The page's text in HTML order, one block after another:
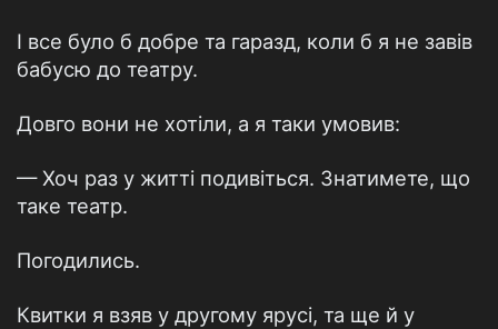
І все було б добре та гаразд, коли б я не завів
бабусю до театру.
Довго вони не хотіли, а я таки умовив:
— Хоч раз у житті подивіться. Знатимете, що
таке театр.
Погодились.
Квитки я взяв у другому ярусі, та ще й у